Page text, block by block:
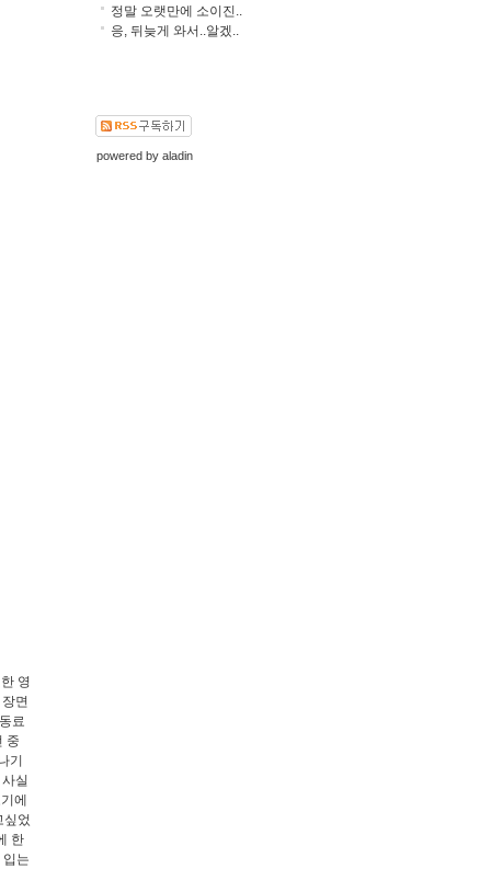
영
면
료
중
기
실
에
싶었
한
는
정말 오랫만에 소이진..
응, 뒤늦게 와서..알겠..
powered by aladin